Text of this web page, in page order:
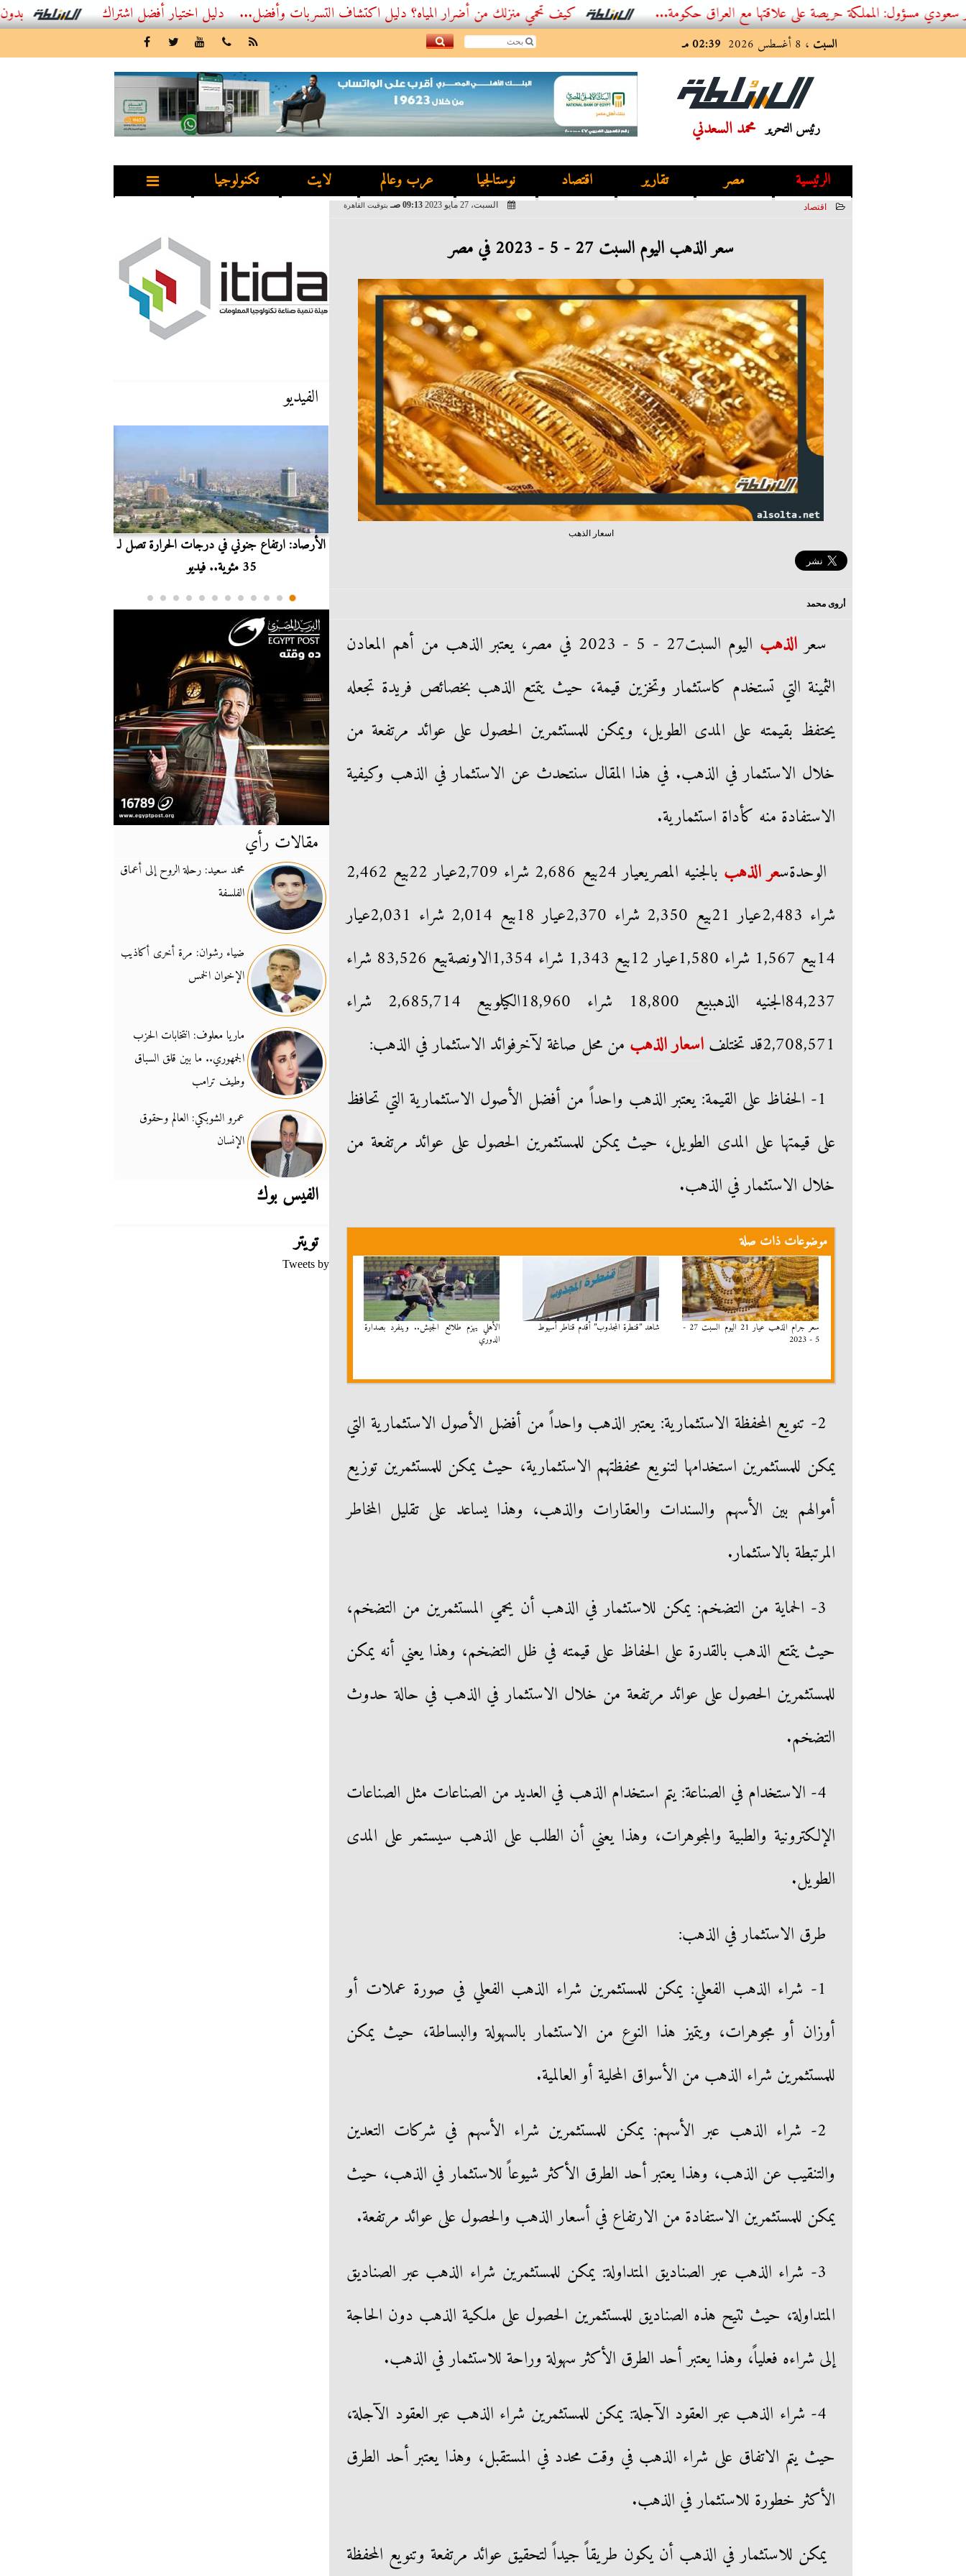
أفضل اشتراك IPTV بدون تقطيع 2026 – دليل المشاهد العصري المملكة حريصة على علاقتها مع العراق حكومة... كيف تحمي منزلك من أضرار المياه؟ دليل اكتشاف التسربات وأفضل...
السبت ، 8 أغسطس 2026 02:39 مـ
رئيس التحرير محمد السعدني
الرئيسية مصر تقارير اقتصاد نوستالجيا عرب وعالم لايت تكنولوجيا
اقتصاد السبت، 27 مايو 2023 09:13 صـ بتوقيت القاهرة
سعر الذهب اليوم السبت 27 - 5 - 2023 في مصر
اسعار الذهب
أروى محمد
سعرالذهب
اليوم السبت27 - 5 - 2023 في مصر، يعتبر الذهب من أهم المعادن
الثمينة التي تستخدم كاستثمار وتخزين قيمة، حيث يتمتع الذهب بخصائص فريدة تجعله
يحتفظ بقيمته على المدى الطويل، ويمكن للمستثمرين الحصول على عوائد مرتفعة من
خلال الاستثمار في الذهب. في هذا المقال سنتحدث عن الاستثمار في الذهب وكيفية
الاستفادة منه كأداة استثمارية.
الوحدةسعر الذهب
بالجنيه المصريعيار 24بيع 2,686 شراء 2,709عيار 22بيع 2,462
شراء 2,483عيار 21بيع 2,350 شراء 2,370عيار 18بيع 2,014 شراء 2,031عيار
14بيع 1,567 شراء 1,580عيار 12بيع 1,343 شراء 1,354الاونصةبيع 83,526 شراء
84,237الجنيه الذهببيع 18,800 شراء 18,960الكيلوبيع 2,685,714 شراء
2,708,571قد تختلف
اسعار الذهب من محل صاغة لآخرفوائد الاستثمار في الذهب:
1- الحفاظ على القيمة: يعتبر الذهب واحداً من أفضل الأصول الاستثمارية التي تحافظ
على قيمتها على المدى الطويل، حيث يمكن للمستثمرين الحصول على عوائد مرتفعة من
خلال الاستثمار في الذهب.
موضوعات ذات صلة
سعر جرام الذهب عيار 21 اليوم السبت 27 -
5 - 2023
شاهد ”قنطرة المجذوب” أقدم قناطر أسيوط
الأهلي يهزم طلائع الجيش.. وينفرد بصدارة
الدوري
2- تنويع المحفظة الاستثمارية: يعتبر الذهب واحداً من أفضل الأصول الاستثمارية التي
يمكن للمستثمرين استخدامها لتنويع محفظتهم الاستثمارية، حيث يمكن للمستثمرين توزيع
أموالهم بين الأسهم والسندات والعقارات والذهب، وهذا يساعد على تقليل المخاطر
المرتبطة بالاستثمار.
3- الحماية من التضخم: يمكن للاستثمار في الذهب أن يحمي المستثمرين من التضخم،
حيث يتمتع الذهب بالقدرة على الحفاظ على قيمته في ظل التضخم، وهذا يعني أنه يمكن
للمستثمرين الحصول على عوائد مرتفعة من خلال الاستثمار في الذهب في حالة حدوث
التضخم.
4- الاستخدام في الصناعة: يتم استخدام الذهب في العديد من الصناعات مثل الصناعات
الإلكترونية والطبية والمجوهرات، وهذا يعني أن الطلب على الذهب سيستمر على المدى
الطويل.
طرق الاستثمار في الذهب:
1- شراء الذهب الفعلي: يمكن للمستثمرين شراء الذهب الفعلي في صورة عملات أو
أوزان أو مجوهرات، ويتميز هذا النوع من الاستثمار بالسهولة والبساطة، حيث يمكن
للمستثمرين شراء الذهب من الأسواق المحلية أو العالمية.
2- شراء الذهب عبر الأسهم: يمكن للمستثمرين شراء الأسهم في شركات التعدين
والتنقيب عن الذهب، وهذا يعتبر أحد الطرق الأكثر شيوعاً للاستثمار في الذهب، حيث
يمكن للمستثمرين الاستفادة من الارتفاع في أسعار الذهب والحصول على عوائد مرتفعة.
3- شراء الذهب عبر الصناديق المتداولة: يمكن للمستثمرين شراء الذهب عبر الصناديق
المتداولة، حيث تتيح هذه الصناديق للمستثمرين الحصول على ملكية الذهب دون الحاجة
إلى شراءه فعلياً، وهذا يعتبر أحد الطرق الأكثر سهولة وراحة للاستثمار في الذهب.
4- شراء الذهب عبر العقود الآجلة: يمكن للمستثمرين شراء الذهب عبر العقود الآجلة،
حيث يتم الاتفاق على شراء الذهب في وقت محدد في المستقبل، وهذا يعتبر أحد الطرق
الأكثر خطورة للاستثمار في الذهب.
يمكن للاستثمار في الذهب أن يكون طريقاً جيداً لتحقيق عوائد مرتفعة وتنويع المحفظة
الفيديو
الأرصاد: ارتفاع جنوني في درجات الحرارة تصل لـ
35 مئوية.. فيديو
مقالات رأي
محمد سعيد: رحلة الروح إلى أعماق
الفلسفة
ضياء رشوان: مرة أخرى أكاذيب
الإخوان الخمس
ماريا معلوف: انتخابات الحزب
الجمهوري.. ما بين قلق السباق
وطيف ترامب
عمرو الشوبكي: العالم وحقوق
الإنسان
الفيس بوك
تويتر
Tweets by